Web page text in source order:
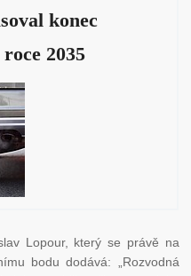
konec
2035
Lopour, který se právě na
bodu dodává: „Rozvodná